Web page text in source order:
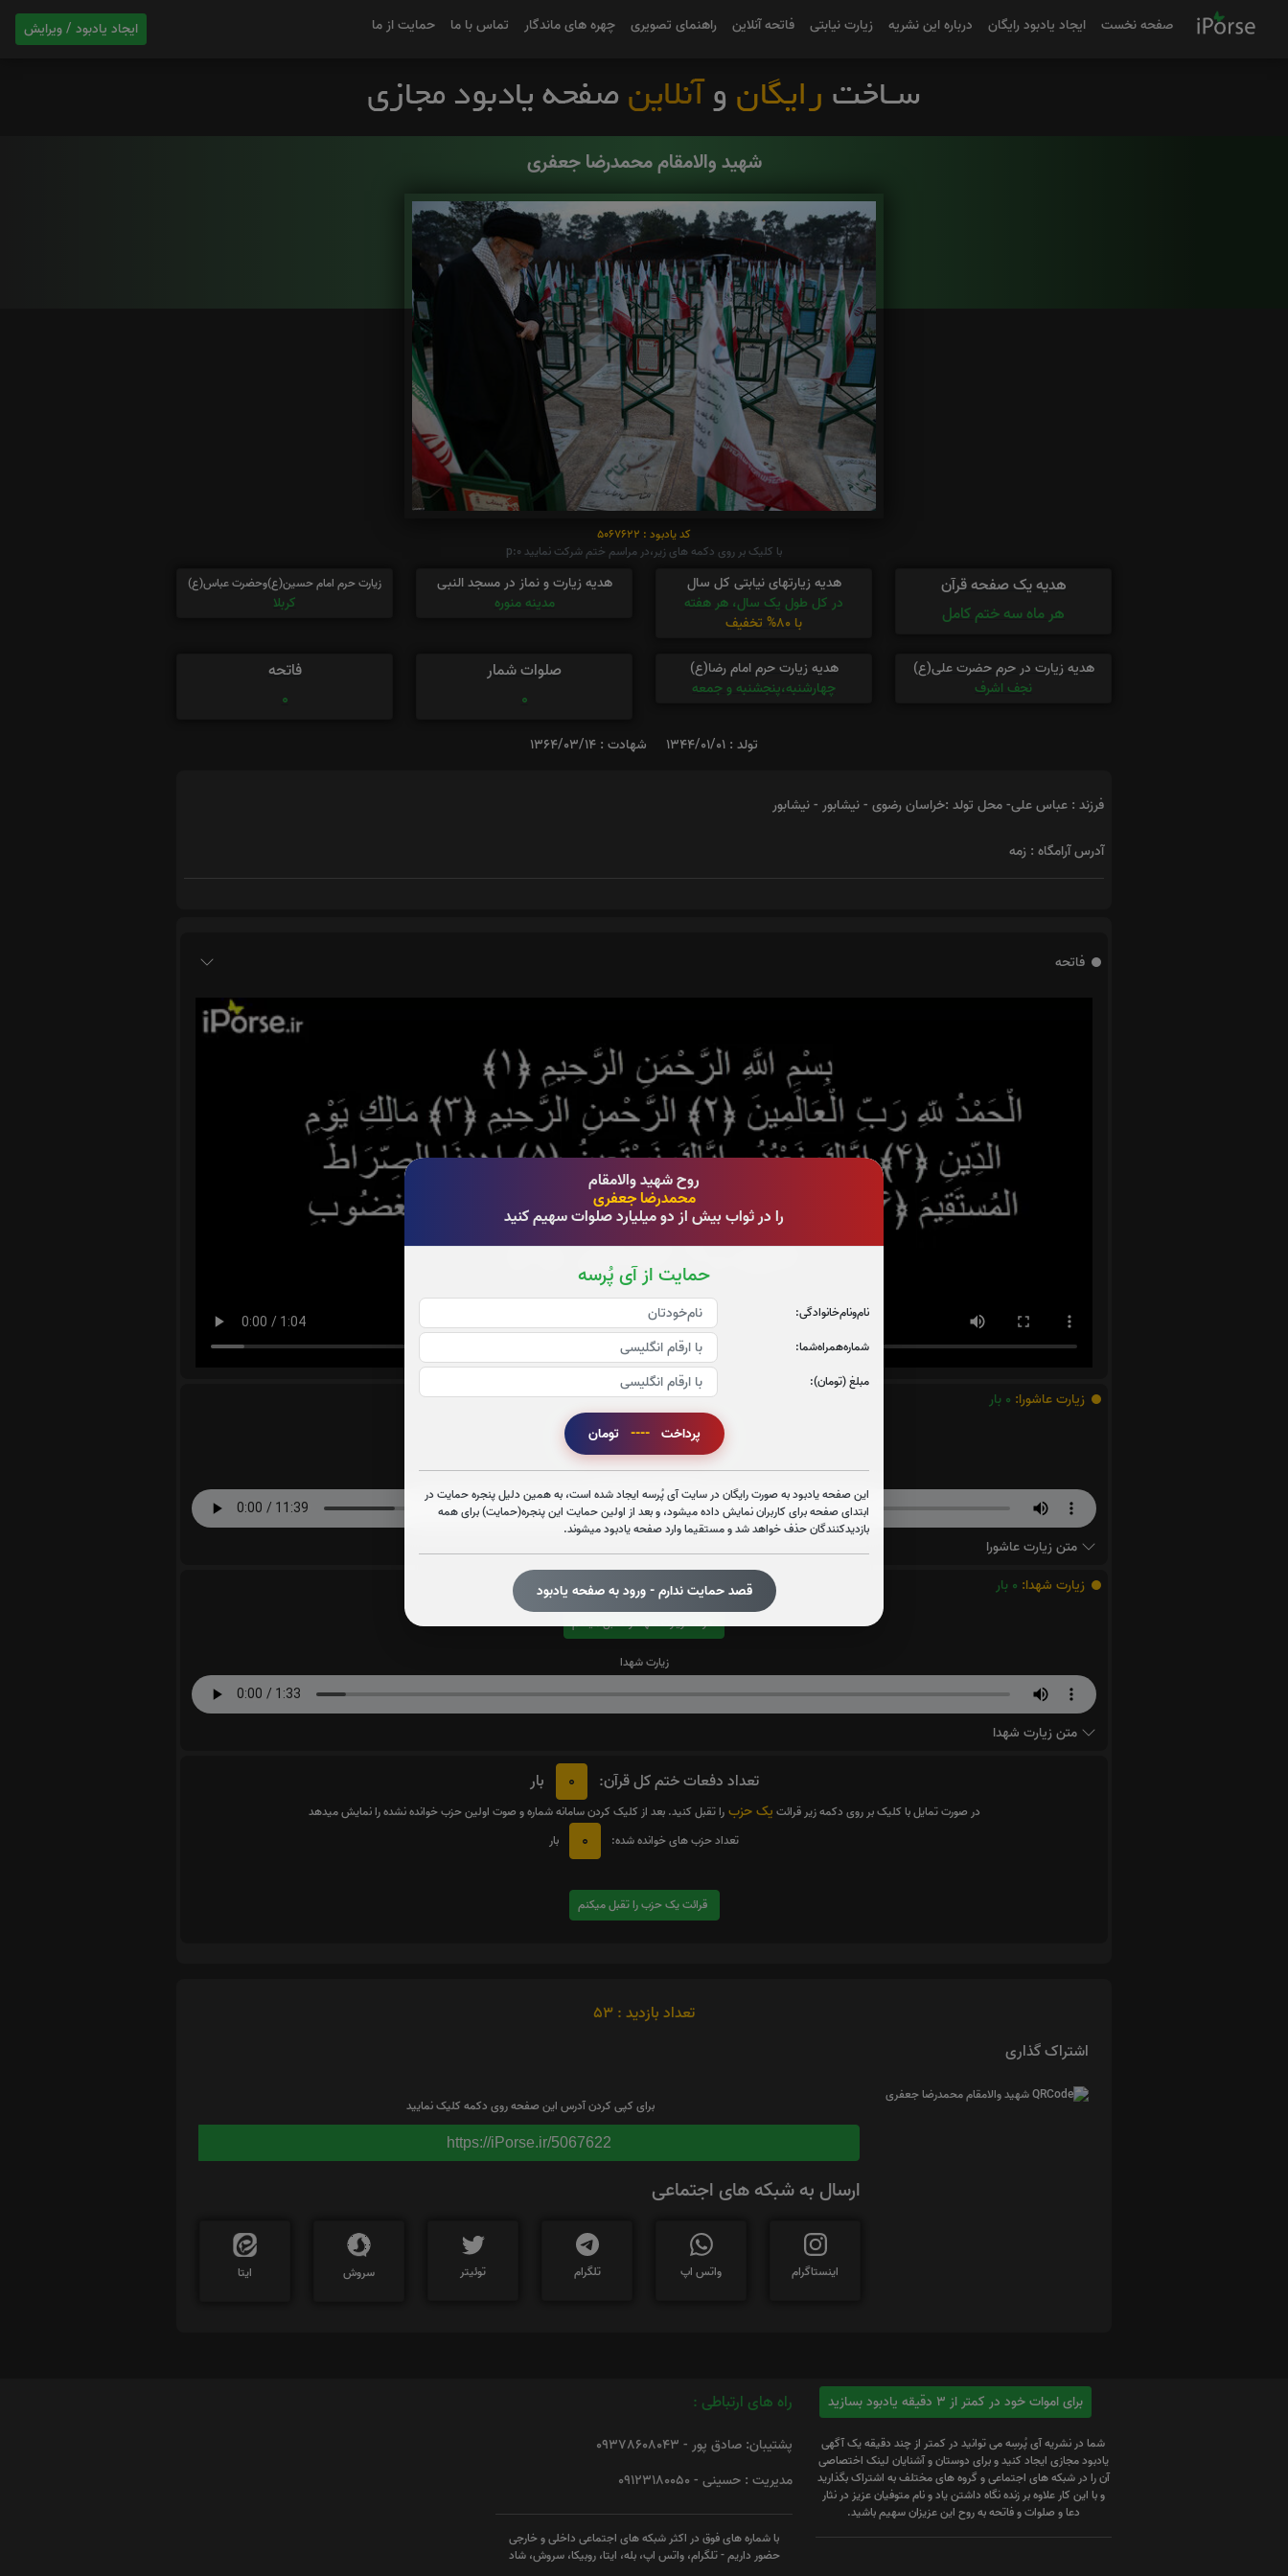
ایجاد یادبود / ویرایش صفحه نخست ایجاد یادبود رایگان درباره این نشریه زیارت نیابتی فاتحه آنلاین راهنمای تصویری چهره های ماندگار تماس با ما حمایت از ما
روح شهید والامقام
محمدرضا جعفری
را در ثواب بیش از دو میلیارد صلوات سهیم کنید
حمایت از آی پُرسه
نام‌و‌نام‌خانوادگی:
شماره‌همراه‌شما:
مبلغ (تومان):
پرداخت ---- تومان
این صفحه یادبود به صورت رایگان در سایت آی پُرسه ایجاد شده است، به همین دلیل پنجره حمایت در
ابتدای صفحه برای کاربران نمایش داده میشود، و بعد از اولین حمایت این پنجره(حمایت) برای همه
بازدیدکنندگان حذف خواهد شد و مستقیما وارد صفحه یادبود میشوند.
قصد حمایت ندارم - ورود به صفحه یادبود
شهید والامقام محمدرضا جعفری
کد یادبود : 5067622
با کلیک بر روی دکمه های زیر،در مراسم ختم شرکت نمایید p:0
هدیه یک صفحه قرآن
هر ماه سه ختم کامل
هدیه زیارتهای نیابتی کل سال
در کل طول یک سال، هر هفته
با 80% تخفیف
هدیه زیارت و نماز در مسجد النبی
مدینه منوره
زیارت حرم امام حسین(ع)وحضرت عباس(ع)
کربلا
هدیه زیارت در حرم حضرت علی(ع)
نجف اشرف
هدیه زیارت حرم امام رضا(ع)
چهارشنبه،پنجشنبه و جمعه
صلوات شمار
0
فاتحه
0
تولد : 1344/01/01 شهادت : 1364/03/14
فرزند : عباس علی- محل تولد :خراسان رضوی - نیشابور - نیشابور
آدرس آرامگاه : زمه
فاتحه
زیارت عاشورا: 0 بار
قرائت زیارت عاشورا را تقبل میکنم
صوت زیارت عاشورا - فانی
متن زیارت عاشورا
زیارت شهدا: 0 بار
قرائت زیارت شهدا را تقبل میکنم
زیارت شهدا
متن زیارت شهدا
تعداد دفعات ختم کل قرآن: 0 بار
در صورت تمایل با کلیک بر روی دکمه زیر قرائت یک حزبرا تقبل کنید. بعد از کلیک کردن سامانه شماره و صوت اولین حزب خوانده نشده را نمایش میدهد
تعداد حزب های خوانده شده:
0 بار
قرائت یک حزب را تقبل میکنم
تعداد بازدید : 53
اشتراک گذاری
برای کپی کردن آدرس این صفحه روی دکمه کلیک نمایید
https://iPorse.ir/5067622
ارسال به شبکه های اجتماعی
اینستاگرام واتس اپ تلگرام توئیتر سروش ایتا
برای اموات خود در کمتر از 3 دقیقه یادبود بسازید
شما در نشریه آی پُرسِه می توانید در کمتر از چند دقیقه یک آگهی
یادبود مجازی ایجاد کنید و برای دوستان و آشنایان لینک اختصاصی
آن را در شبکه های اجتماعی و گروه های مختلف به اشتراک بگذارید
و با این کار علاوه بر زنده نگاه داشتن یاد و نام متوفیان عزیز در نثار
دعا و صلوات و فاتحه به روح این عزیزان سهیم باشید.
راه های ارتباطی :
پشتیبان: صادق پور - 09378608043
مدیریت : حسینی - 09123180050
با شماره های فوق در اکثر شبکه های اجتماعی داخلی و خارجی
حضور داریم - تلگرام، واتس اپ، بله، ایتا، روبیکا، سروش، شاد